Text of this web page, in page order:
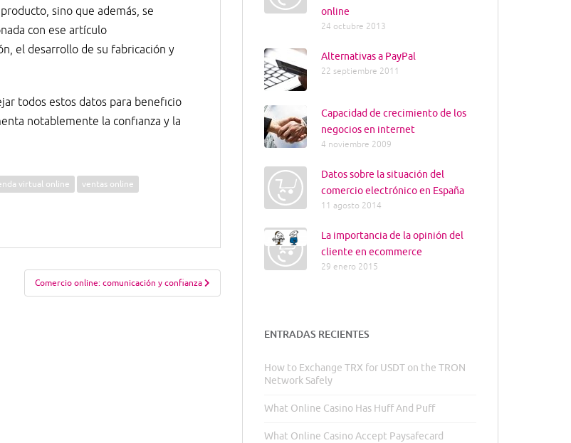
sino que además, se
con ese artículo
el desarrollo de su fabricación y
todos estos datos para beneficio
notablemente la confianza y la
virtual online
ventas online
Comercio online: comunicación y confianza
online
24 octubre 2013
Alternativas a PayPal
22 septiembre 2011
Capacidad de crecimiento de los
negocios en internet
4 noviembre 2009
Datos sobre la situación del
comercio electrónico en España
11 agosto 2014
La importancia de la opinión del
cliente en ecommerce
29 enero 2015
ENTRADAS RECIENTES
How to Exchange TRX for USDT on the TRON
Network Safely
What Online Casino Has Huff And Puff
What Online Casino Accept Paysafecard